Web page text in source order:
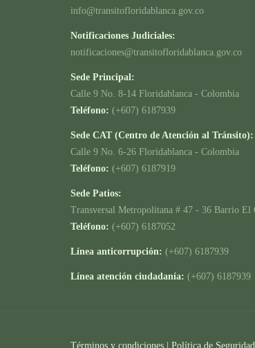
info@transitofloridablanca.gov.co
Notificaciones Judiciales:
notificaciones@transitofloridablanca.gov.co
Sede Principal:
Calle 9 No. 8-14 Floridablanca - Colombia
Teléfono: (+607) 6187939
Sede CAT (Centro de Atención al Tránsito):
Calle 9 No. 6-26 Floridablanca - Colombia
Teléfono: (+607) 6187919
Sede Patios:
Transversal Metropolitana # 47 - 36 Barrio El
Teléfono: (+607) 6187052
Línea anticorrupción: (+607) 6187939
Línea atención ciudadanía: (+607) 6187939
Términos y condiciones | Política de